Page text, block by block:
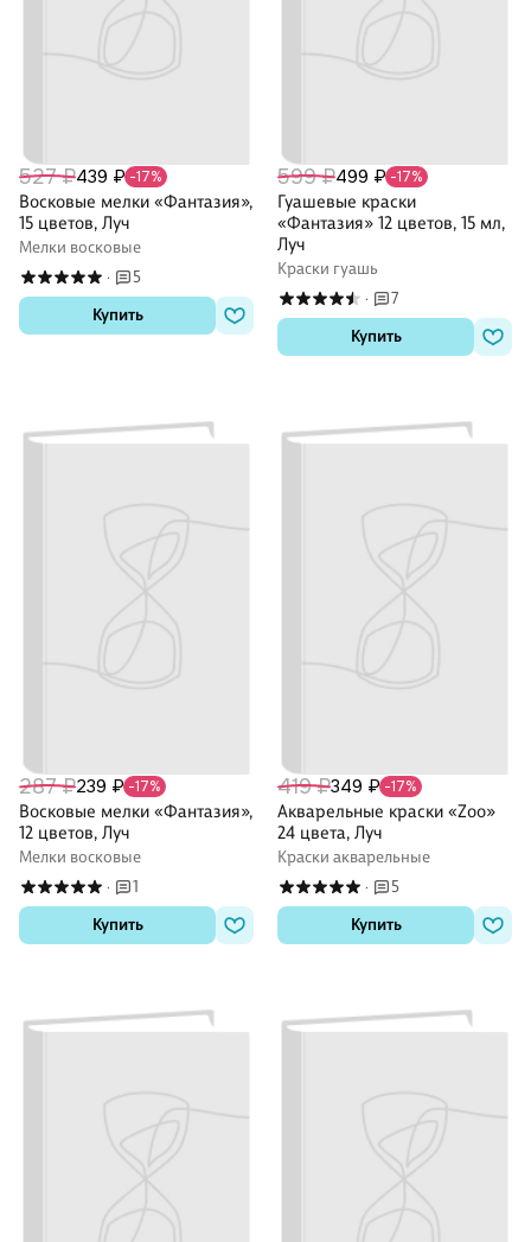
527 ₽439 ₽ -17%
Восковые мелки «Фантазия»,
15 цветов, Луч
Мелки восковые
·
5
Купить
599 ₽499 ₽ -17%
Гуашевые краски
«Фантазия» 12 цветов, 15 мл,
Луч
Краски гуашь
·
7
Купить
287 ₽239 ₽ -17%
Восковые мелки «Фантазия»,
12 цветов, Луч
Мелки восковые
·
1
Купить
419 ₽349 ₽ -17%
Акварельные краски «Zоо»
24 цвета, Луч
Краски акварельные
·
5
Купить